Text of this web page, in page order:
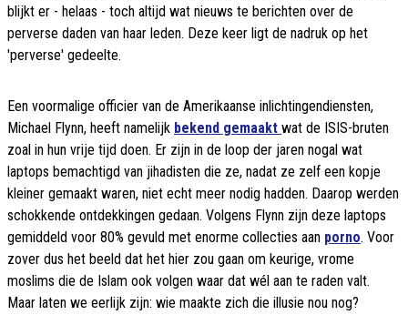
blijkt er - helaas - toch altijd wat nieuws te berichten over de
perverse daden van haar leden. Deze keer ligt de nadruk op het
'perverse' gedeelte.
Een voormalige officier van de Amerikaanse inlichtingendiensten,
Michael Flynn, heeft namelijk bekend gemaakt wat de ISIS-bruten
zoal in hun vrije tijd doen. Er zijn in de loop der jaren nogal wat
laptops bemachtigd van jihadisten die ze, nadat ze zelf een kopje
kleiner gemaakt waren, niet echt meer nodig hadden. Daarop werden
schokkende ontdekkingen gedaan. Volgens Flynn zijn deze laptops
gemiddeld voor 80% gevuld met enorme collecties aan porno. Voor
zover dus het beeld dat het hier zou gaan om keurige, vrome
moslims die de Islam ook volgen waar dat wél aan te raden valt.
Maar laten we eerlijk zijn: wie maakte zich die illusie nou nog?